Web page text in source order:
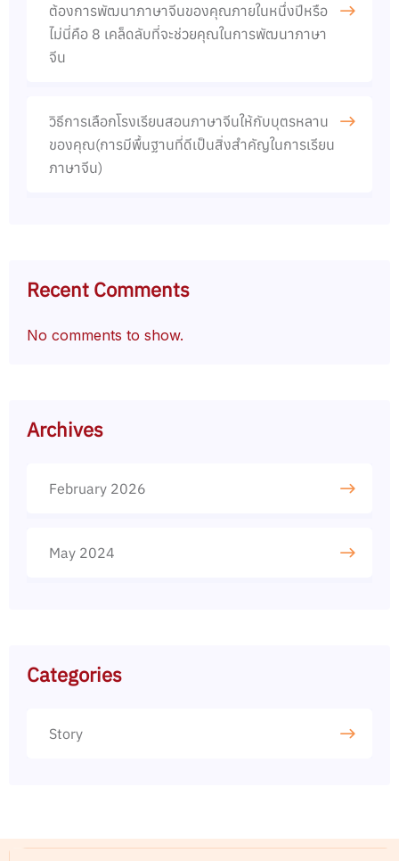
ต้องการพัฒนาภาษาจีนของคุณภายในหนึ่งปีหรือ
ไม่นี่คือ 8 เคล็ดลับที่จะช่วยคุณในการพัฒนาภาษา
จีน​
วิธีการเลือกโรงเรียนสอนภาษาจีนให้กับบุตรหลาน
ของคุณ(การมีพื้นฐานที่ดีเป็นสิ่งสำคัญในการเรียน
ภาษาจีน)
Recent Comments
No comments to show.
Archives
February 2026
May 2024
Categories
Story